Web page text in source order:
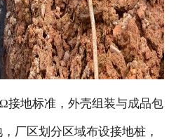
接地标准，外壳组装与成品包
厂区划分区域布设接地桩，